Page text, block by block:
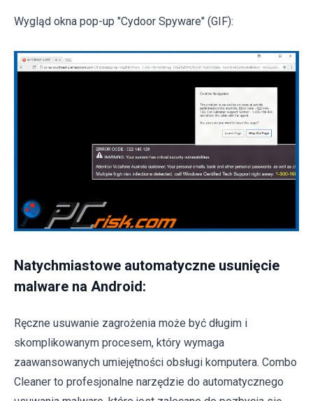
Wygląd okna pop-up "Cydoor Spyware" (GIF):
Natychmiastowe automatyczne usunięcie
malware na Android:
Ręczne usuwanie zagrożenia może być długim i
skomplikowanym procesem, który wymaga
zaawansowanych umiejętności obsługi komputera. Combo
Cleaner to profesjonalne narzędzie do automatycznego